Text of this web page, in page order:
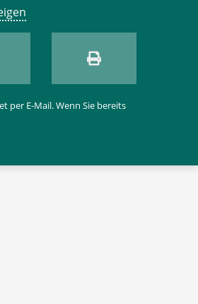
per E-Mail. Wenn Sie bereits